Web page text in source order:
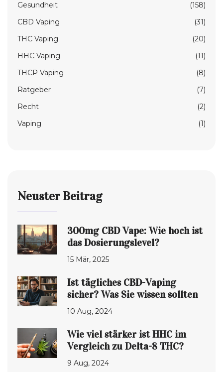
Gesundheit
(158)
CBD Vaping
(31)
THC Vaping
(20)
HHC Vaping
(11)
THCP Vaping
(8)
Ratgeber
(7)
Recht
(2)
Vaping
(1)
Neuster Beitrag
300mg CBD Vape: Wie hoch ist
das Dosierungslevel?
15 Mär, 2025
Ist tägliches CBD-Vaping
sicher? Was Sie wissen sollten
10 Aug, 2024
Wie viel stärker ist HHC im
Vergleich zu Delta-8 THC?
9 Aug, 2024